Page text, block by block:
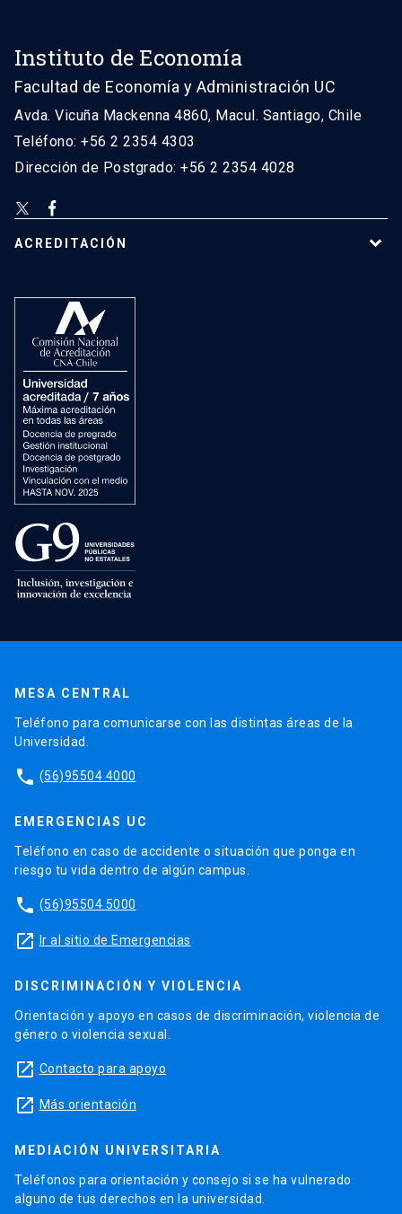
Instituto de Economía
Facultad de Economía y Administración UC
Avda. Vicuña Mackenna 4860, Macul. Santiago, Chile
Teléfono: +56 2 2354 4303
Dirección de Postgrado: +56 2 2354 4028
ACREDITACIÓN
MESA CENTRAL
Teléfono para comunicarse con las distintas áreas de la
Universidad.
phone (56)95504 4000
EMERGENCIAS UC
Teléfono en caso de accidente o situación que ponga en
riesgo tu vida dentro de algún campus.
phone (56)95504 5000
launch Ir al sitio de Emergencias
DISCRIMINACIÓN Y VIOLENCIA
Orientación y apoyo en casos de discriminación, violencia de
género o violencia sexual.
launch Contacto para apoyo
launch Más orientación
MEDIACIÓN UNIVERSITARIA
Teléfonos para orientación y consejo si se ha vulnerado
alguno de tus derechos en la universidad.